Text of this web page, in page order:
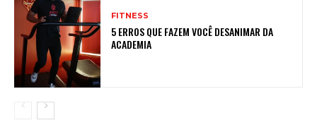
FITNESS
5 ERROS QUE FAZEM VOCÊ DESANIMAR DA
ACADEMIA